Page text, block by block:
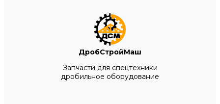
ДробСтройМаш
Запчасти для спецтехники
дробильное оборудование